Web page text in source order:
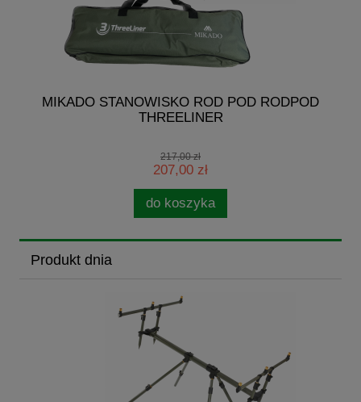
MIKADO STANOWISKO ROD POD RODPOD
THREELINER
217,00 zł
207,00 zł
do koszyka
Produkt dnia